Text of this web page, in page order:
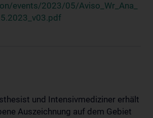
events/2023/05/Aviso_Wr_Ana_
und Intensivmediziner erhält
Auszeichnung auf dem Gebiet